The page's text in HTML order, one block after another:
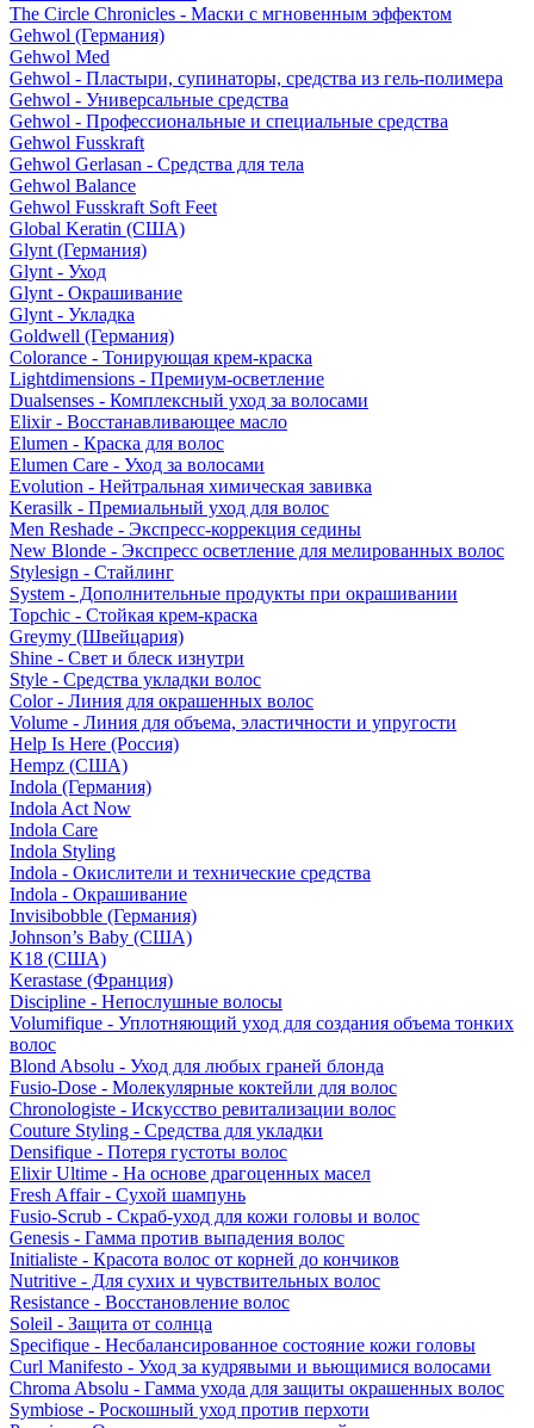
The Circle Chronicles - Маски с мгновенным эффектом
Gehwol (Германия)
Gehwol Med
Gehwol - Пластыри, супинаторы, средства из гель-полимера
Gehwol - Универсальные средства
Gehwol - Профессиональные и специальные средства
Gehwol Fusskraft
Gehwol Gerlasan - Средства для тела
Gehwol Balance
Gehwol Fusskraft Soft Feet
Global Keratin (США)
Glynt (Германия)
Glynt - Уход
Glynt - Окрашивание
Glynt - Укладка
Goldwell (Германия)
Colorance - Тонирующая крем-краска
Lightdimensions - Премиум-осветление
Dualsenses - Комплексный уход за волосами
Elixir - Восстанавливающее масло
Elumen - Краска для волос
Elumen Care - Уход за волосами
Evolution - Нейтральная химическая завивка
Kerasilk - Премиальный уход для волос
Men Reshade - Экспресс-коррекция седины
New Blonde - Экспресс осветление для мелированных волос
Stylesign - Стайлинг
System - Дополнительные продукты при окрашивании
Topchic - Стойкая крем-краска
Greymy (Швейцария)
Shine - Свет и блеск изнутри
Style - Средства укладки волос
Color - Линия для окрашенных волос
Volume - Линия для объема, эластичности и упругости
Help Is Here (Россия)
Hempz (США)
Indola (Германия)
Indola Act Now
Indola Care
Indola Styling
Indola - Окислители и технические средства
Indola - Окрашивание
Invisibobble (Германия)
Johnson’s Baby (США)
K18 (США)
Kerastase (Франция)
Discipline - Непослушные волосы
Volumifique - Уплотняющий уход для создания объема тонких
волос
Blond Absolu - Уход для любых граней блонда
Fusio-Dose - Молекулярные коктейли для волос
Chronologiste - Искусство ревитализации волос
Couture Styling - Средства для укладки
Densifique - Потеря густоты волос
Elixir Ultime - На основе драгоценных масел
Fresh Affair - Сухой шампунь
Fusio-Scrub - Скраб-уход для кожи головы и волос
Genesis - Гамма против выпадения волос
Initialiste - Красота волос от корней до кончиков
Nutritive - Для сухих и чувствительных волос
Resistance - Восстановление волос
Soleil - Защита от солнца
Specifique - Несбалансированное состояние кожи головы
Curl Manifesto - Уход за кудрявыми и вьющимися волосами
Chroma Absolu - Гамма ухода для защиты окрашенных волос
Symbiose - Роскошный уход против перхоти